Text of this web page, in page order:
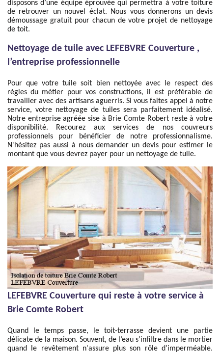
disposons d’une équipe éprouvée qui permettra à votre toiture
de retrouver un nouvel éclat. Nous vous donnerons un devis
démoussage gratuit pour chacun de votre projet de nettoyage
de toit.
Nettoyage de tuile avec LEFEBVRE Couverture ,
l’entreprise professionnelle
Pour que votre tuile soit bien nettoyée avec le respect des
règles du métier pour vos constructions, il est préférable de
travailler avec des artisans aguerris. Si vous faites appel à notre
service, votre nettoyage de tuiles sera parfaitement idéalisé.
Notre entreprise agréée sise à Brie Comte Robert reste à votre
disponibilité. Recourez aux services de nos couvreurs
professionnels pour bénéficier de notre professionnalisme.
N'hésitez pas aussi à nous demander un devis pour estimer le
montant que vous devrez payer pour un nettoyage de tuile.
LEFEBVRE Couverture qui reste à votre service à
Brie Comte Robert
Quand le temps passe, le toit-terrasse devient une partie
délicate de la maison. Souvent, de l’eau s’infiltre dans le mortier
quand le revêtement n'assure plus son rôle d’imperméable.